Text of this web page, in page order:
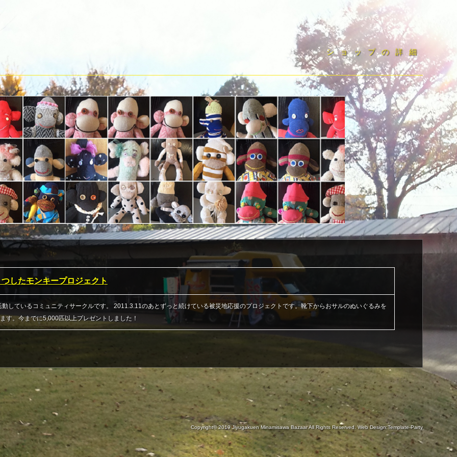
ショップの詳細
したモンキープロジェクト
しているコミュニティサークルです。 2011.3.11のあとずっと続けている被災地応援のプロジェクトです。靴下からおサルのぬいぐるみを
す。今までに5,000匹以上プレゼントしました！
Copyright© 2019Jiyugakuen Minamisawa BazaarAll Rights Reserved. Web Design:Template-Party